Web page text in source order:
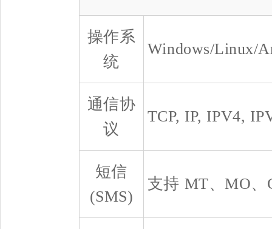
操作系
统
Windows/Linux/
通信协
议
TCP, IP, IPV4,
短信
(SMS)
支持 MT、MO、